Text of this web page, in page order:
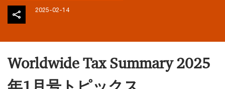
2025-02-14
Worldwide Tax Summary 2025